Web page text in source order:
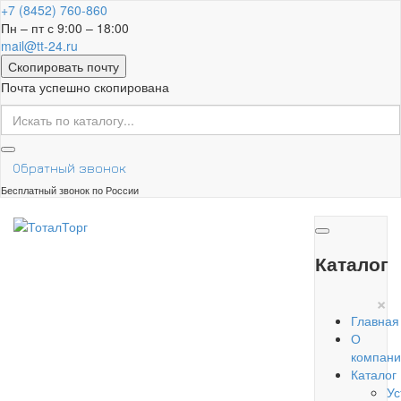
+7 (8452) 760-860
Пн – пт с 9:00 – 18:00
mail@tt-24.ru
Скопировать почту
Почта успешно скопирована
Обратный звонок
Бесплатный звонок по России
Каталог
×
Главная
О
Каталог